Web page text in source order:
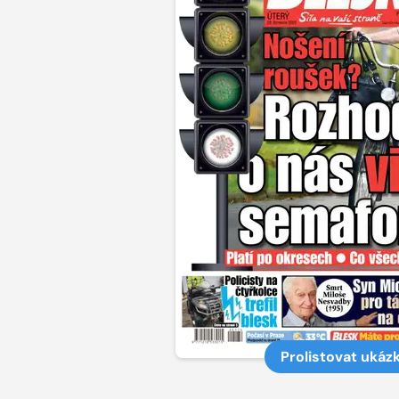
Prolistovat